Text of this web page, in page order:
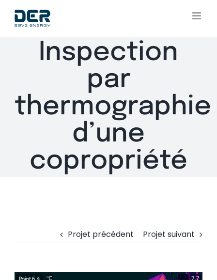
Inspection
par
thermographie
d’une
copropriété
Projet précédent Projet suivant